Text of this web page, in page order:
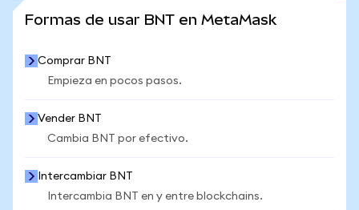
Formas de usar BNT en MetaMask
Comprar BNT
Empieza en pocos pasos.
Vender BNT
Cambia BNT por efectivo.
Intercambiar BNT
Intercambia BNT en y entre blockchains.